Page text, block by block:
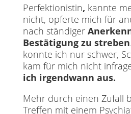
Perfektionistin, kannte
nicht, opferte mich für
nach ständiger
Bestätigung zu streben
konnte ich nur schwer,
kam für mich nicht
ich irgendwann aus.
Mehr durch einen Zufall
Treffen mit einem